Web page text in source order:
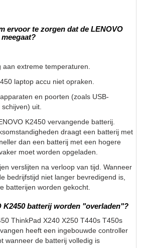
ervoor te zorgen dat de LENOVO
extreme temperaturen.
laptop accu niet opraken.
en poorten (zoals USB-
uit.
K2450 vervangende batterij.
draagt een batterij met
dan een batterij met een hogere
moet worden opgeladen.
verslijten na verloop van tijd. Wanneer
bedrijfstijd niet langer bevredigend is,
batterijen worden gekocht.
K2450 batterij worden "overladen"?
ThinkPad X240 X250 T440s T450s
heeft een ingebouwde controller
wanneer de batterij volledig is